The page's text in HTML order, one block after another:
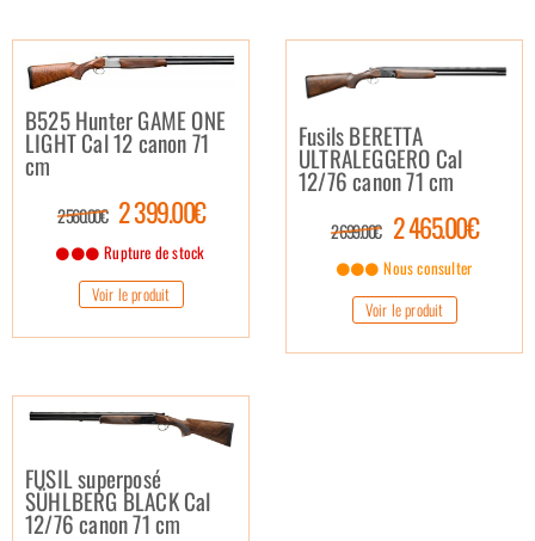
B525 Hunter GAME ONE
LIGHT Cal 12 canon 71
cm
2 560.00€ 2 399.00€
Rupture de stock
Voir le produit
Fusils BERETTA
ULTRALEGGERO Cal
12/76 canon 71 cm
2 699.00€ 2 465.00€
Nous consulter
Voir le produit
FUSIL superposé
SÜHLBERG BLACK Cal
12/76 canon 71 cm